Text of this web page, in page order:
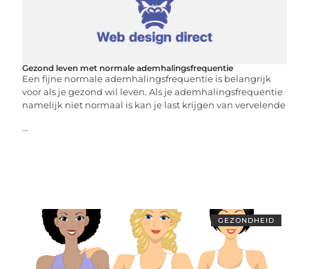
Gezond leven met normale ademhalingsfrequentie
Een fijne normale ademhalingsfrequentie is belangrijk
voor als je gezond wil leven. Als je ademhalingsfrequentie
namelijk niet normaal is kan je last krijgen van vervelende
...
GEZONDHEID